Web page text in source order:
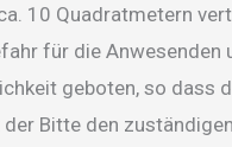
10 Quadratmetern
für die Anwesenden
geboten, so dass
Bitte den zuständigen